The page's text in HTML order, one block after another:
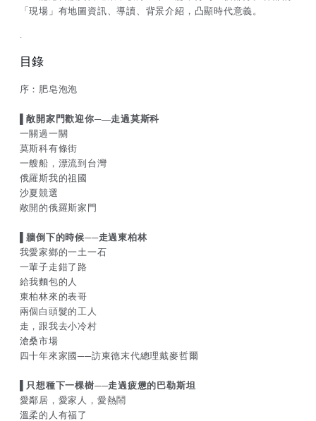
「現場」有地圖資訊、導讀、背景介紹，凸顯時代意義。
目錄
序：肥皂泡泡
▌敞開家門歡迎你─—走過莫斯科
一關過一關
莫斯科有條街
一艘船，漂流到台灣
俄羅斯我的祖國
沙夏競選
敞開的俄羅斯家門
▌牆倒下的時候──走過東柏林
我愛家鄉的一土一石
一輩子走錯了路
給我麵包的人
東柏林來的表哥
兩個白頭髮的工人
走，跟我去小冷村
滄桑市場
四十年來家國──訪東德末代總理戴麥哲爾
▌只想種下一棵樹──走過疲憊的巴勒斯坦
愛鄰居，愛家人，愛熱鬧
溫柔的人有福了